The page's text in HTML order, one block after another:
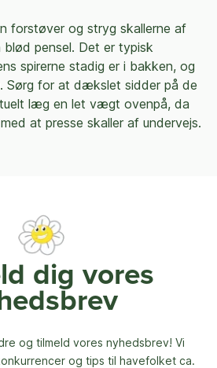
forstøver og stryg skallerne af
blød pensel. Det er typisk
spirerne stadig er i bakken, og
Sørg for at dækslet sidder på de
læg en let vægt ovenpå, da
at presse skaller af undervejs.
dig vores
og tilmeld vores nyhedsbrev! Vi
og tips til havefolket ca.